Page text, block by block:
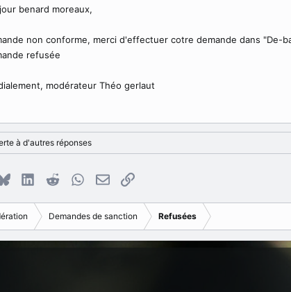
benard moreaux,
non conforme, merci d'effectuer cotre demande dans "De-
refusée
modérateur Théo gerlaut
à d'autres réponses
Bluesky LinkedInRedditWhatsApp
E-mailCopier le lien
Demandes de sanction Refusées